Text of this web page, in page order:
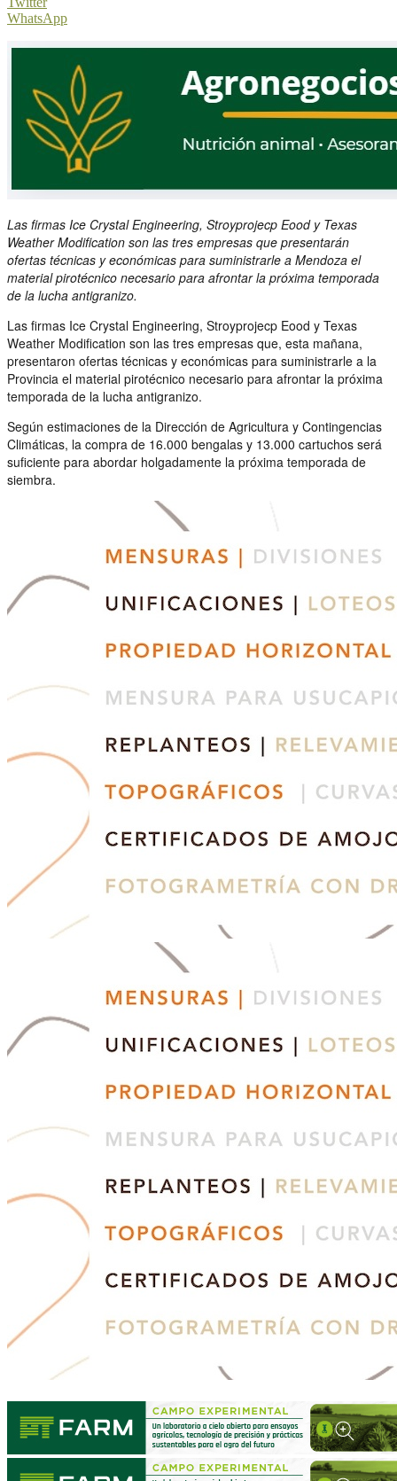
WhatsApp
Las firmas Ice Crystal Engineering, Stroyprojecp Eood y Texas
Weather Modification son las tres empresas que presentarán
ofertas técnicas y económicas para suministrarle a Mendoza el
material pirotécnico necesario para afrontar la próxima temporada
de la lucha antigranizo.
Las firmas Ice Crystal Engineering, Stroyprojecp Eood y Texas
Weather Modification son las tres empresas que, esta mañana,
presentaron ofertas técnicas y económicas para suministrarle a la
Provincia el material pirotécnico necesario para afrontar la próxima
temporada de la lucha antigranizo.
Según estimaciones de la Dirección de Agricultura y Contingencias
Climáticas, la compra de 16.000 bengalas y 13.000 cartuchos será
suficiente para abordar holgadamente la próxima temporada de
siembra.